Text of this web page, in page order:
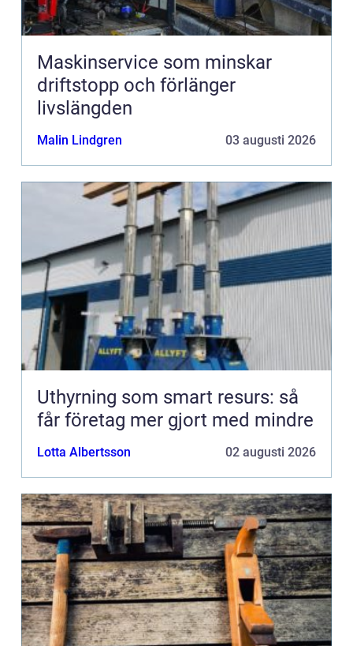
Maskinservice som minskar
driftstopp och förlänger
livslängden
Malin Lindgren 03 augusti 2026
Uthyrning som smart resurs: så
får företag mer gjort med mindre
Lotta Albertsson 02 augusti 2026